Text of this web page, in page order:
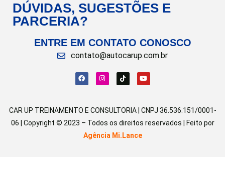
DÚVIDAS, SUGESTÕES E
PARCERIA?
ENTRE EM CONTATO CONOSCO
contato@autocarup.com.br
CAR UP TREINAMENTO E CONSULTORIA | CNPJ 36.536.151/0001-
06 | Copyright © 2023 – Todos os direitos reservados | Feito por
Agência Mi.Lance